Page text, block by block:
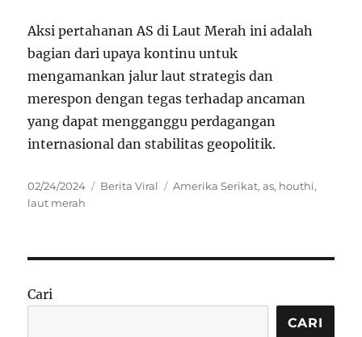
Aksi pertahanan AS di Laut Merah ini adalah
bagian dari upaya kontinu untuk
mengamankan jalur laut strategis dan
merespon dengan tegas terhadap ancaman
yang dapat mengganggu perdagangan
internasional dan stabilitas geopolitik.
Posted
on
02/24/2024 Categories
Berita Viral Tags
Amerika Serikat,as, houthi,
laut merah
Cari
CARI